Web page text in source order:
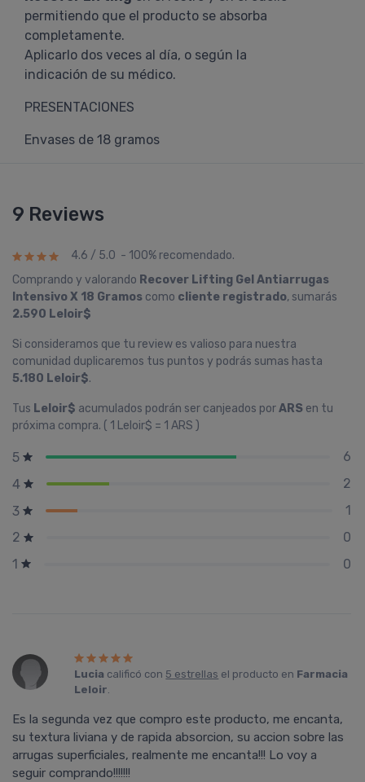
permitiendo que el producto se absorba
completamente.
Aplicarlo dos veces al día, o según la
indicación de su médico.
PRESENTACIONES
Envases de 18 gramos
9 Reviews
4.6 / 5.0 - 100% recomendado.
Comprando y valorando Recover Lifting Gel Antiarrugas
Intensivo X 18 Gramos como cliente registrado, sumarás
2.590 Leloir$
Si consideramos que tu review es valioso para nuestra
comunidad duplicaremos tus puntos y podrás sumas hasta
5.180 Leloir$.
Tus Leloir$ acumulados podrán ser canjeados porARS en tu
próxima compra. ( 1 Leloir$ = 1 ARS )
5
6
4
2
3
1
2
0
1
0
Lucia calificó con 5 estrellas el producto en Farmacia
Leloir.
Es la segunda vez que compro este producto, me encanta,
su textura liviana y de rapida absorcion, su accion sobre las
arrugas superficiales, realmente me encanta!!! Lo voy a
seguir comprando!!!!!!!